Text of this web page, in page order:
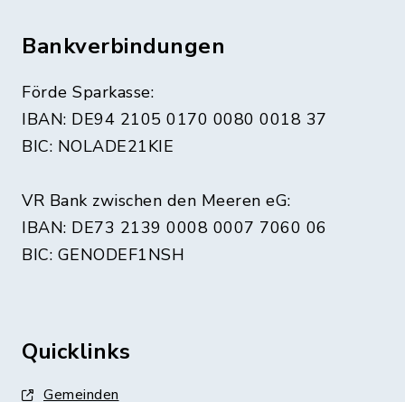
Bankverbindungen
Förde Sparkasse:
IBAN: DE94 2105 0170 0080 0018 37
BIC: NOLADE21KIE
VR Bank zwischen den Meeren eG:
IBAN: DE73 2139 0008 0007 7060 06
BIC: GENODEF1NSH
Quicklinks
Gemeinden